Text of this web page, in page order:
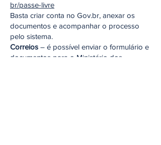
br/passe-livre
Basta criar conta no Gov.br, anexar os
documentos e acompanhar o processo
pelo sistema.
Correios – é possível enviar o formulário e
documentos para o Ministério dos